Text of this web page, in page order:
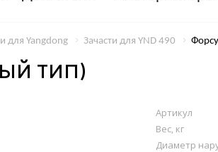
для Yangdong Зачасти для YND 490
ТИП)
Артикул
Вес, кг
Диаметр